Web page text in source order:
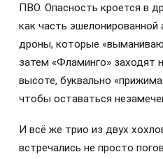
ПВО. Опасность кроется в
как часть эшелонированной
дроны, которые
затем «Фламинго» заходят
высоте, буквально
чтобы оставаться
И всё же трио из двух
встречались не просто